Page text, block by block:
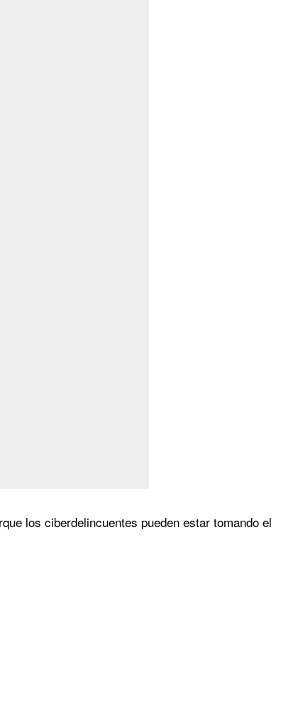
los ciberdelincuentes pueden estar tomando el